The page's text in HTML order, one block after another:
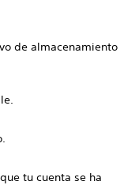
de almacenamiento
tu cuenta se ha